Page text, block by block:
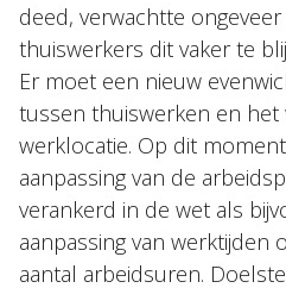
deed, verwachtte
thuiswerkers dit vaker te
Er moet een nieuw
tussen thuiswerken en het
werklocatie. Op dit
aanpassing van de
verankerd in de wet als
aanpassing van werktijden
aantal arbeidsuren.